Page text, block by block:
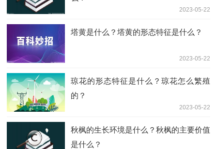
2023-05-22
塔黄是什么？塔黄的形态特征是什么？
2023-05-22
琼花的形态特征是什么？琼花怎么繁殖
的？
2023-05-22
秋枫的生长环境是什么？秋枫的主要价值
是什么？